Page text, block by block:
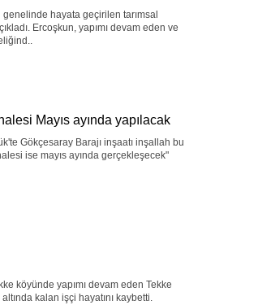
hayata geçirilen tarımsal
Ercoşkun, yapımı devam eden ve
Mayıs ayında yapılacak
Gökçesaray Barajı inşaatı inşallah bu
ise mayıs ayında gerçekleşecek"
köyünde yapımı devam eden Tekke
kalan işçi hayatını kaybetti.